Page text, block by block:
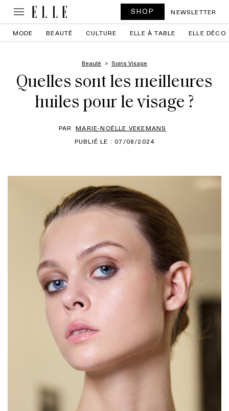
SHOP NEWSLETTER
MODE BEAUTÉ CULTURE ELLE À TABLE ELLE DÉCO
Beauté Soins Visage
Quelles sont les meilleures
huiles pour le visage ?
PAR MARIE-NOËLLE VEKEMANS
PUBLIÉ LE : 07/08/2024